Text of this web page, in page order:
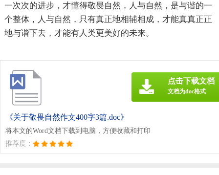
一次次的进步，才懂得敬畏自然，人与自然，是与谐的一
个整体，人与自然，只有真正地相辅相成，才能真真正正
地与谐下去，才能有人类更美好的未来。
《关于敬畏自然作文400字3篇.doc》
将本文的Word文档下载到电脑，方便收藏和打印
推荐度：
点击下载文档
文档为doc格式